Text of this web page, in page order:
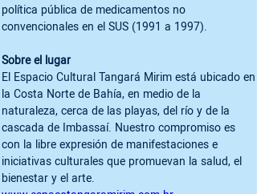
política pública de medicamentos no
convencionales en el SUS (1991 a 1997).
Sobre el lugar
El Espacio Cultural Tangará Mirim está ubicado en
la Costa Norte de Bahía, en medio de la
naturaleza, cerca de las playas, del río y de la
cascada de Imbassaí. Nuestro compromiso es
con la libre expresión de manifestaciones e
iniciativas culturales que promuevan la salud, el